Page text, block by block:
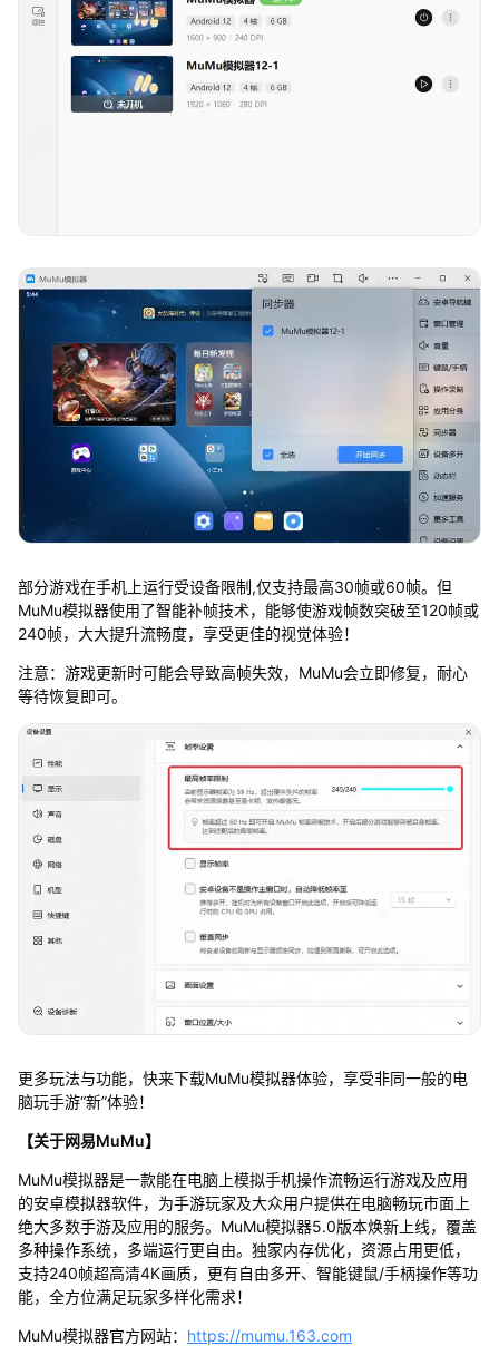
部分游戏在手机上运行受设备限制,仅支持最高30帧或60帧。但
MuMu模拟器使用了智能补帧技术，能够使游戏帧数突破至120帧或
240帧，大大提升流畅度，享受更佳的视觉体验！
注意：游戏更新时可能会导致高帧失效，MuMu会立即修复，耐心
等待恢复即可。
更多玩法与功能，快来下载MuMu模拟器体验，享受非同一般的电
脑玩手游“新”体验！
【关于网易MuMu】
MuMu模拟器是一款能在电脑上模拟手机操作流畅运行游戏及应用
的安卓模拟器软件，为手游玩家及大众用户提供在电脑畅玩市面上
绝大多数手游及应用的服务。MuMu模拟器5.0版本焕新上线，覆盖
多种操作系统，多端运行更自由。独家内存优化，资源占用更低，
支持240帧超高清4K画质，更有自由多开、智能键鼠/手柄操作等功
能，全方位满足玩家多样化需求！
MuMu模拟器官方网站： https://mumu.163.com